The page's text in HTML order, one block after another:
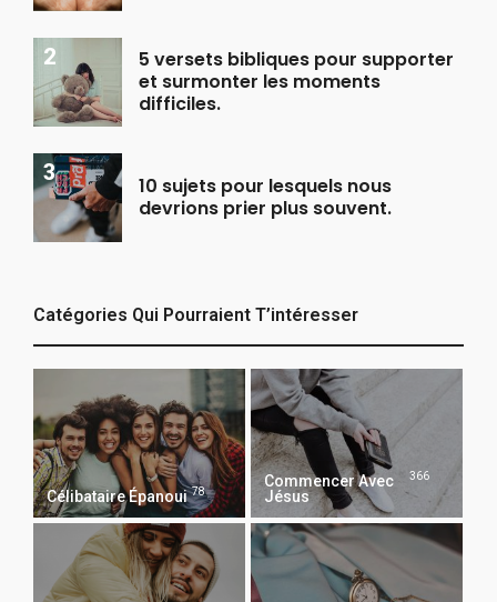
5 versets bibliques pour supporter
et surmonter les moments
difficiles.
10 sujets pour lesquels nous
devrions prier plus souvent.
Catégories Qui Pourraient T’intéresser
Célibataire Épanoui 78
Commencer Avec
Jésus
366